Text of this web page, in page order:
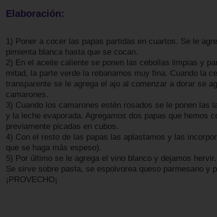
Elaboración:
1) Poner a cocer las papas partidas en cuartos. Se le
pimienta blanca hasta que se cocan.
2) En el aceite caliente se ponen las cebollas limpias y
mitad, la parte verde la rebanamos muy fina. Cuando la
transparente se le agrega el ajo al comenzar a dorar se
camarones.
3) Cuando los camarones estén rosados se le ponen las
y la leche evaporada. Agregamos dos papas que hemos
previamente picadas en cubos.
4) Con el resto de las papas las aplastamos y las
que se haga más espeso).
5) Por último se le agrega el vino blanco y dejamos hervir.
Se sirve sobre pasta, se espolvorea queso parmesano y
¡PROVECHO¡